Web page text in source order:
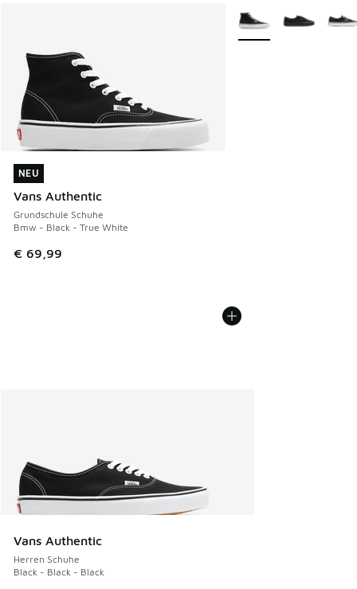
NEU
Vans Authentic
Grundschule Schuhe
Bmw - Black - True White
€ 69,99
NEU
Weitere Farben
Vans Authentic
Herren Schuhe
Black - Black - Black